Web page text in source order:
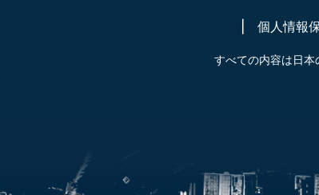
個人情報
すべての内容は日